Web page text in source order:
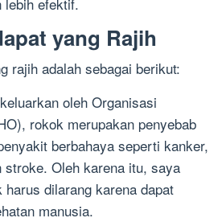
yang Rajih
rajih adalah sebagai berikut:
oleh Organisasi
rokok merupakan penyebab
berbahaya seperti kanker,
stroke. Oleh karena itu, saya
dilarang karena dapat
manusia.